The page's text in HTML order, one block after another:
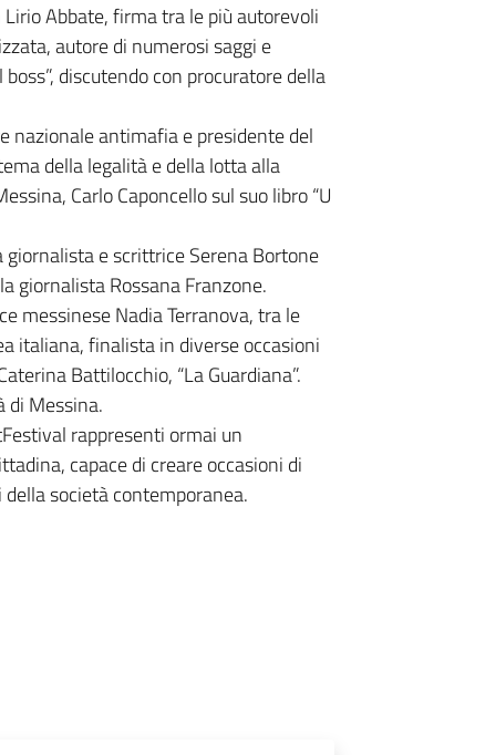
Abbate, firma tra le più autorevoli
autore di numerosi saggi e
discutendo con procuratore della
nazionale antimafia e presidente del
della legalità e della lotta alla
Carlo Caponcello sul suo libro “U
e scrittrice Serena Bortone
giornalista Rossana Franzone.
messinese Nadia Terranova, tra le
italiana, finalista in diverse occasioni
Battilocchio, “La Guardiana”.
di Messina.
rappresenti ormai un
capace di creare occasioni di
società contemporanea.